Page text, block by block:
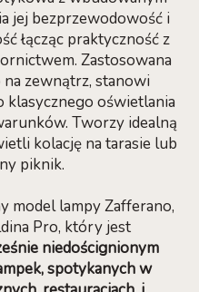
jej bezprzewodowość i
łącząc praktyczność z
Zastosowana
zewnątrz, stanowi
klasycznego oświetlania
Tworzy idealną
kolację na tarasie lub
piknik.
model lampy Zafferano,
Pro, który jest
niedoścignionym
spotykanych w